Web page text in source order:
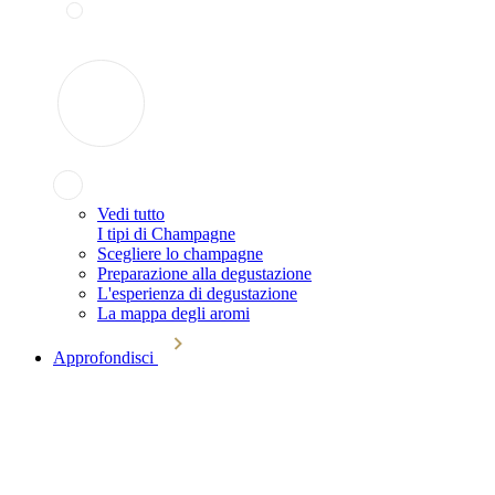
Vedi tutto
I tipi di Champagne
Scegliere lo champagne
Preparazione alla degustazione
L'esperienza di degustazione
La mappa degli aromi
Approfondisci